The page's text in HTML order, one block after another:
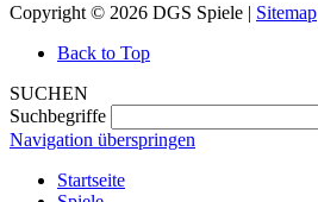
Copyright © 2026 DGS Spiele | Sitemap
Back to Top
SUCHEN
Suchbegriffe
Navigation überspringen
Startseite